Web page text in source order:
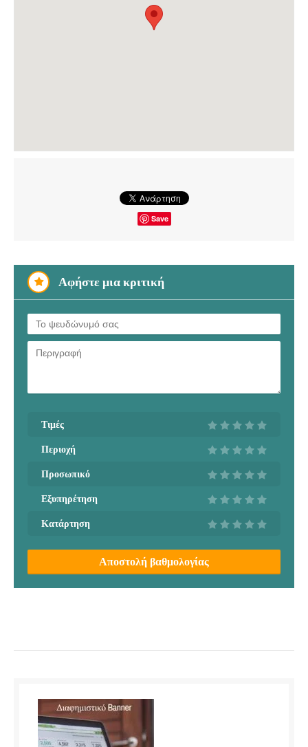
Save
Αφήστε μια κριτική
Τιμές
Περιοχή
Προσωπικό
Εξυπηρέτηση
Κατάρτηση
Αποστολή βαθμολογίας